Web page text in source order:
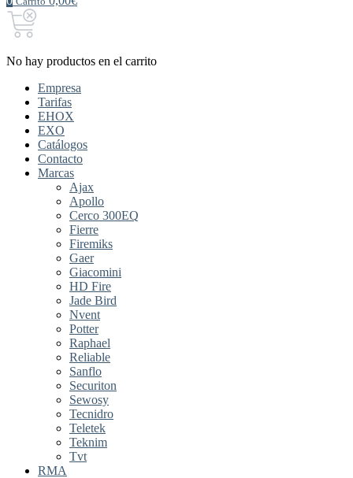
No hay productos en el carrito
Empresa
Tarifas
EHOX
EXO
Catálogos
Contacto
Marcas
Ajax
Apollo
Cerco 300EQ
Fierre
Firemiks
Gaer
Giacomini
HD Fire
Jade Bird
Nvent
Potter
Raphael
Reliable
Sanflo
Securiton
Sewosy
Tecnidro
Teletek
Teknim
Tvt
RMA